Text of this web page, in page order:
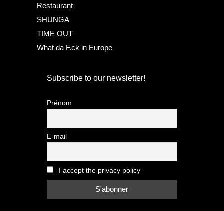
Restaurant
SHUNGA
TIME OUT
What da F.ck in Europe
Subscribe to our newsletter!
Prénom
E-mail
I accept the privacy policy